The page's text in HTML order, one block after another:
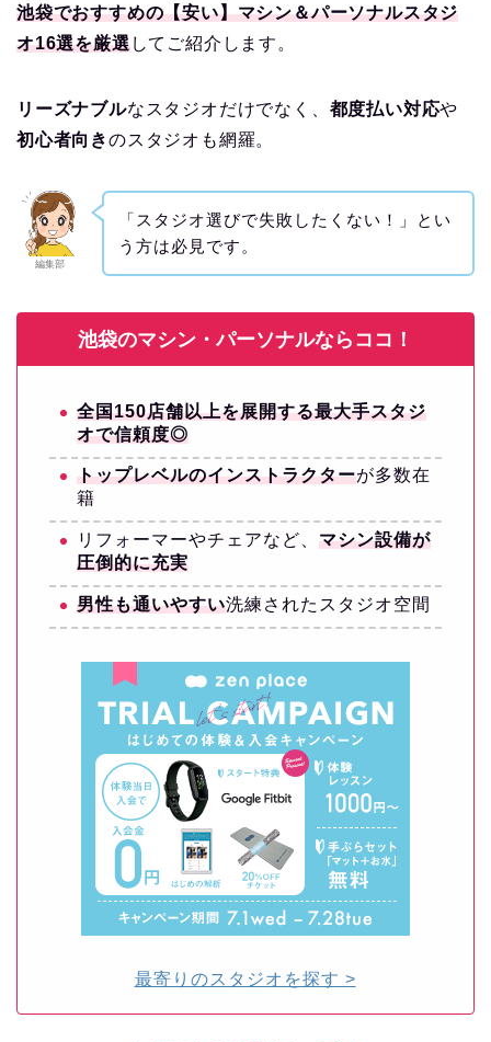
池袋でおすすめの【安い】マシン＆パーソナルスタジ
オ16選を厳選してご紹介します。
リーズナブルなスタジオだけでなく、 都度払い対応や
初心者向きのスタジオも網羅。
編集部
「スタジオ選びで失敗したくない！」とい
う方は必見です。
池袋のマシン・パーソナルならココ！
全国150店舗以上を展開する最大手スタジ
オで信頼度◎
トップレベルのインストラクターが多数在
籍
リフォーマーやチェアなど、 マシン設備が
圧倒的に充実
男性も通いやすい洗練されたスタジオ空間
最寄りのスタジオを探す >